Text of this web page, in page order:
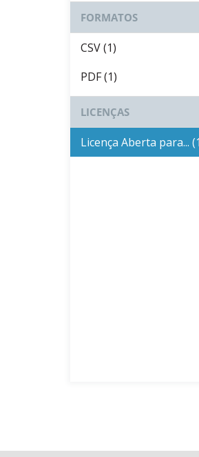
FORMATOS
CSV (1)
PDF (1)
LICENÇAS
Licença Aberta para...